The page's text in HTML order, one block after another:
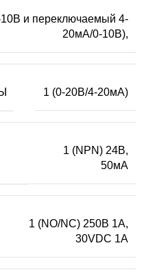
10В и переключаемый 4-
20мА/0-10В),
1 (0-20В/4-20мА)
1 (NPN) 24В,
50мА
1 (NO/NC) 250В 1А,
30VDC 1А